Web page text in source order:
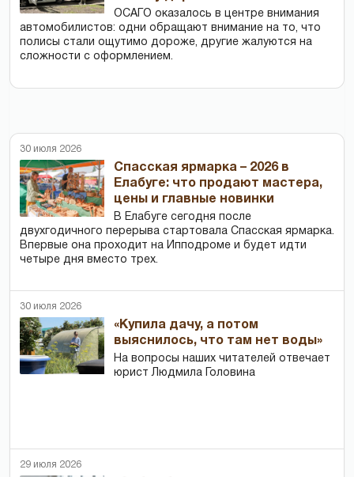
ОСАГО оказалось в центре внимания
автомобилистов: одни обращают внимание на то, что
полисы стали ощутимо дороже, другие жалуются на
сложности с оформлением.
30 июля 2026
Спасская ярмарка – 2026 в
Елабуге: что продают мастера,
цены и главные новинки
В Елабуге сегодня после
двухгодичного перерыва стартовала Спасская ярмарка.
Впервые она проходит на Ипподроме и будет идти
четыре дня вместо трех.
30 июля 2026
«Купила дачу, а потом
выяснилось, что там нет воды»
На вопросы наших читателей отвечает
юрист Людмила Головина
29 июля 2026